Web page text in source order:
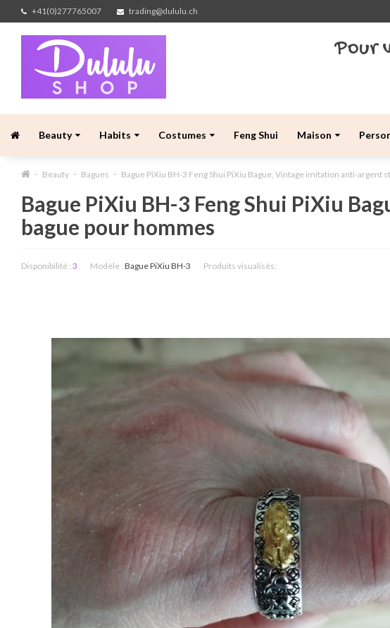
+41(0)277765007 trading@dululu.ch
Pour
Beauty Habits Costumes Feng Shui Maison
Beauty Bagues Bague PiXiu BH-3 Feng Shui PiXiu Bague, Vintage imitation anti-argent
Bague PiXiu BH-3 Feng Shui PiXiu
bague pour hommes
Disponibilité : 3 Modèle : Bague PiXiu BH-3 Produits visualisés: